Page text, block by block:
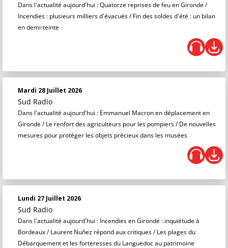
Dans l'actualité aujourd'hui : Quatorze reprises de feu en Gironde /
Incendies : plusieurs milliers d'évacués / Fin des soldes d'été : un bilan
en demi-teinte
Mardi 28 Juillet 2026
Sud Radio
Dans l'actualité aujourd'hui : Emmanuel Macron en déplacement en
Gironde / Le renfort des agriculteurs pour les pompiers / De nouvelles
mesures pour protéger les objets précieux dans les musées
Lundi 27 Juillet 2026
Sud Radio
Dans l'actualité aujourd'hui : Incendies en Gironde : inquiétude à
Bordeaux / Laurent Nuñez répond aux critiques / Les plages du
Débarquement et les forteresses du Languedoc au patrimoine